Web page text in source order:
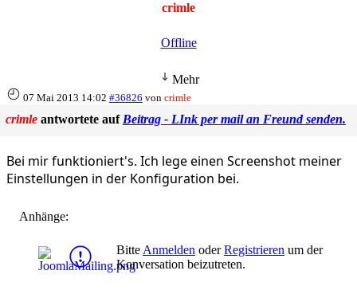
crimle
Offline
Mehr
07 Mai 2013 14:02 #36826 von crimle
crimle antwortete auf Beitrag - LInk per mail an Freund senden.
Bei mir funktioniert's. Ich lege einen Screenshot meiner
Einstellungen in der Konfiguration bei.
Anhänge:
Bitte Anmelden oderRegistrieren um der
Konversation beizutreten.